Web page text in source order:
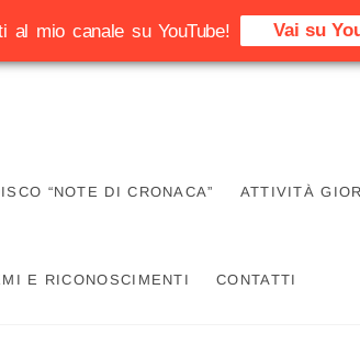
“NOTE DI CRONACA” ATTIVITÀ
E RICONOSCIMENTI CONTATTI
al mio canale su YouTube! Vai su